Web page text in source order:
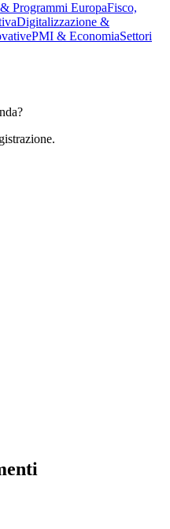
Programmi EuropaFisco,
Digitalizzazione &
PMI & EconomiaSettori